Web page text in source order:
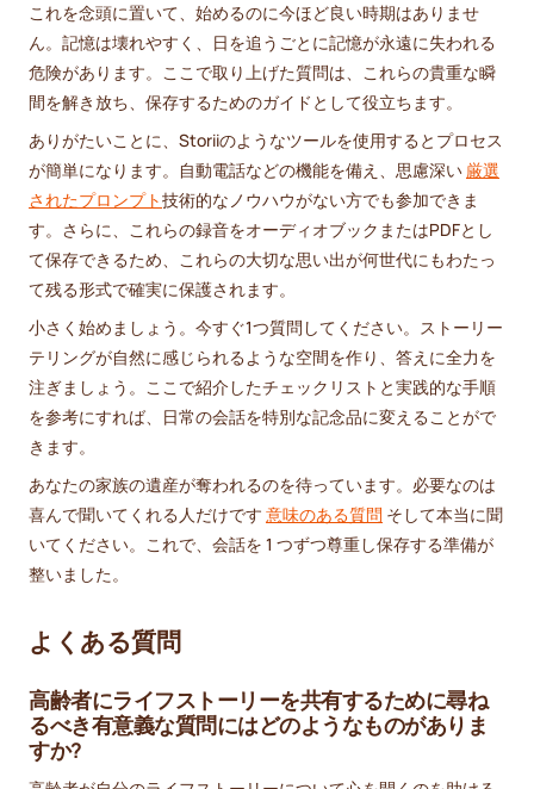
これを念頭に置いて、始めるのに今ほど良い時期はありませ
ん。記憶は壊れやすく、日を追うごとに記憶が永遠に失われる
危険があります。ここで取り上げた質問は、これらの貴重な瞬
間を解き放ち、保存するためのガイドとして役立ちます。
ありがたいことに、Storiiのようなツールを使用するとプロセス
が簡単になります。自動電話などの機能を備え、思慮深い 厳選
されたプロンプト技術的なノウハウがない方でも参加できま
す。さらに、これらの録音をオーディオブックまたはPDFとし
て保存できるため、これらの大切な思い出が何世代にもわたっ
て残る形式で確実に保護されます。
小さく始めましょう。今すぐ1つ質問してください。ストーリー
テリングが自然に感じられるような空間を作り、答えに全力を
注ぎましょう。ここで紹介したチェックリストと実践的な手順
を参考にすれば、日常の会話を特別な記念品に変えることがで
きます。
あなたの家族の遺産が奪われるのを待っています。必要なのは
喜んで聞いてくれる人だけです 意味のある質問 そして本当に聞
いてください。これで、会話を 1 つずつ尊重し保存する準備が
整いました。
よくある質問
高齢者にライフストーリーを共有するために尋ね
るべき有意義な質問にはどのようなものがありま
すか?